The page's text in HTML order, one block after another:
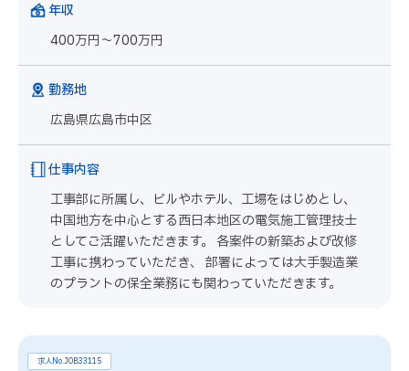
年収
400万円～700万円
勤務地
広島県広島市中区
仕事内容
工事部に所属し、ビルやホテル、工場をはじめとし、
中国地方を中心とする西日本地区の電気施工管理技士
としてご活躍いただきます。 各案件の新築および改修
工事に携わっていただき、 部署によっては大手製造業
のプラントの保全業務にも関わっていただきます。
求人No.JOB33115